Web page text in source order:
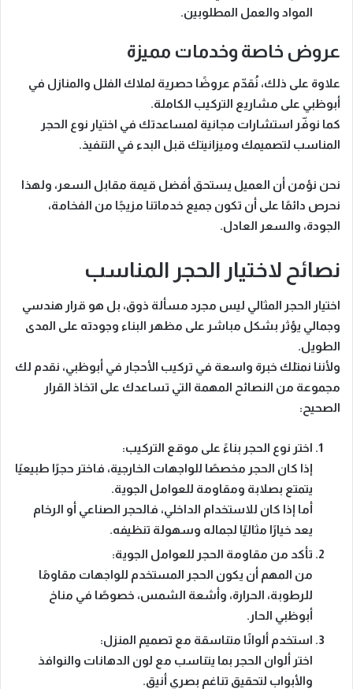
المواد والعمل المطلوبين.
عروض خاصة وخدمات مميزة
علاوة على ذلك، نُقدّم عروضًا حصرية لملاك الفلل والمنازل في
أبوظبي على مشاريع التركيب الكاملة.
كما نوفّر استشارات مجانية لمساعدتك في اختيار نوع الحجر
المناسب لتصميمك وميزانيتك قبل البدء في التنفيذ.
نحن نؤمن أن العميل يستحق أفضل قيمة مقابل السعر ، ولهذا
نحرص دائمًا على أن تكون جميع خدماتنا مزيجًا من الفخامة،
الجودة، والسعر العادل.
نصائح لاختيار الحجر المناسب
اختيار الحجر المثالي ليس مجرد مسألة ذوق، بل هو قرار هندسي
وجمالي يؤثر بشكل مباشر على مظهر البناء وجودته على المدى
الطويل.
ولأننا نمتلك خبرة واسعة في تركيب الأحجار في أبوظبي، نقدم لك
مجموعة من النصائح المهمة التي تساعدك على اتخاذ القرار
الصحيح:
اختر نوع الحجر بناءً على موقع التركيب:
إذا كان الحجر مخصصًا للواجهات الخارجية، فاختر حجرًا طبيعيًا
يتمتع بصلابة ومقاومة للعوامل الجوية.
أما إذا كان للاستخدام الداخلي، فالحجر الصناعي أو الرخام
يعد خيارًا مثاليًا لجماله وسهولة تنظيفه.
تأكد من مقاومة الحجر للعوامل الجوية:
من المهم أن يكون الحجر المستخدم للواجهات مقاومًا
للرطوبة، الحرارة، وأشعة الشمس، خصوصًا في مناخ
أبوظبي الحار.
استخدم ألوانًا متناسقة مع تصميم المنزل:
اختر ألوان الحجر بما يتناسب مع لون الدهانات والنوافذ
والأبواب لتحقيق تناغم بصري أنيق.